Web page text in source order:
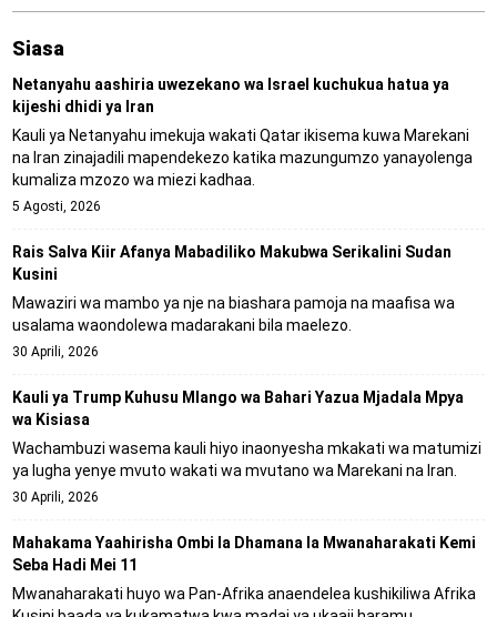
Siasa
Netanyahu aashiria uwezekano wa Israel kuchukua hatua ya
kijeshi dhidi ya Iran
Kauli ya Netanyahu imekuja wakati Qatar ikisema kuwa Marekani
na Iran zinajadili mapendekezo katika mazungumzo yanayolenga
kumaliza mzozo wa miezi kadhaa.
5 Agosti, 2026
Rais Salva Kiir Afanya Mabadiliko Makubwa Serikalini Sudan
Kusini
Mawaziri wa mambo ya nje na biashara pamoja na maafisa wa
usalama waondolewa madarakani bila maelezo.
30 Aprili, 2026
Kauli ya Trump Kuhusu Mlango wa Bahari Yazua Mjadala Mpya
wa Kisiasa
Wachambuzi wasema kauli hiyo inaonyesha mkakati wa matumizi
ya lugha yenye mvuto wakati wa mvutano wa Marekani na Iran.
30 Aprili, 2026
Mahakama Yaahirisha Ombi la Dhamana la Mwanaharakati Kemi
Seba Hadi Mei 11
Mwanaharakati huyo wa Pan-Afrika anaendelea kushikiliwa Afrika